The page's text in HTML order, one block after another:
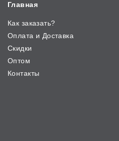
Главная
Как заказать?
Оплата и Доставка
Скидки
Оптом
Контакты